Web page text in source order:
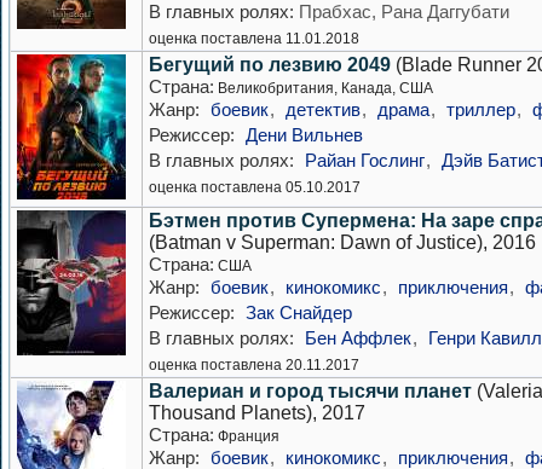
В главных ролях: Прабхас, Рана Даггубати
оценка поставлена 11.01.2018
Бегущий по лезвию 2049 (Blade Runner
Страна: Великобритания, Канада, США
Жанр: боевик, детектив, драма, триллер,
Режиссер: Дени Вильнев
В главных ролях:
Райан Гослинг, Дэйв
оценка поставлена 05.10.2017
Бэтмен против Супермена: На заре
(Batman v Superman: Dawn of Justice), 2016
Страна: США
Жанр: боевик, кинокомикс, приключения,
Режиссер: Зак Снайдер
В главных ролях:
Бен Аффлек, Генри Кавилл
оценка поставлена 20.11.2017
Валериан и город тысячи планет
Thousand Planets), 2017
Страна: Франция
Жанр: боевик, кинокомикс, приключения,